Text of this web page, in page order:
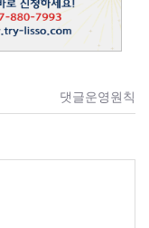
댓글운영원칙